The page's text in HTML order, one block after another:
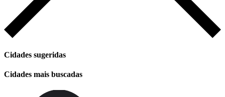
Cidades sugeridas
Cidades mais buscadas